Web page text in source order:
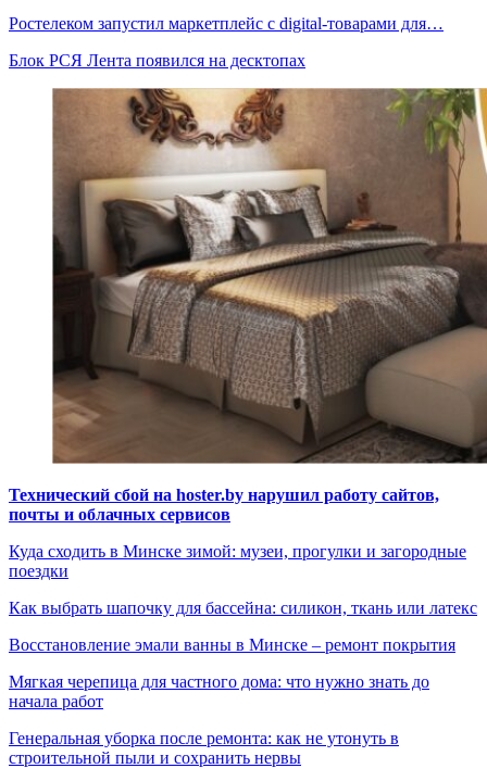
Ростелеком запустил маркетплейс с digital-товарами для…
Блок РСЯ Лента появился на десктопах
Технический сбой на hoster.by нарушил работу сайтов,
почты и облачных сервисов
Куда сходить в Минске зимой: музеи, прогулки и загородные
поездки
Как выбрать шапочку для бассейна: силикон, ткань или латекс
Восстановление эмали ванны в Минске – ремонт покрытия
Мягкая черепица для частного дома: что нужно знать до
начала работ
Генеральная уборка после ремонта: как не утонуть в
строительной пыли и сохранить нервы